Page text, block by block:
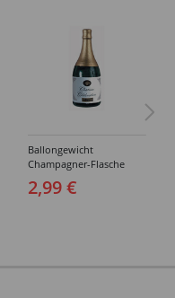
Ballongewicht
Champagner-Flasche
2,99 €